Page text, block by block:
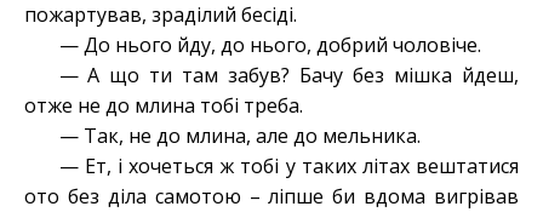
пожартував, зраділий бесіді.
— До нього йду, до нього, добрий чоловіче.
— А що ти там забув? Бачу без мішка йдеш,
отже не до млина тобі треба.
— Так, не до млина, але до мельника.
— Ет, і хочеться ж тобі у таких літах вештатися
ото без діла самотою – ліпше би вдома вигрівав